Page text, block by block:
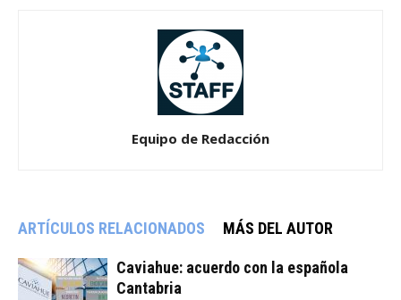
Equipo de Redacción
ARTÍCULOS RELACIONADOS MÁS DEL AUTOR
Caviahue: acuerdo con la española
Cantabria